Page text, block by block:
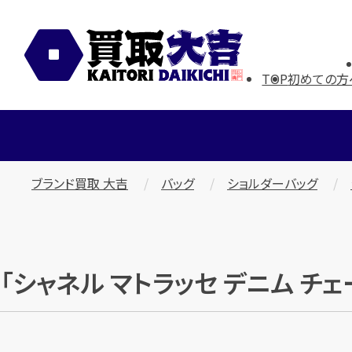
TOP初めての
ブランド買取 大吉 バッグ ショルダーバッグ
「シャネル マトラッセ デニム チ